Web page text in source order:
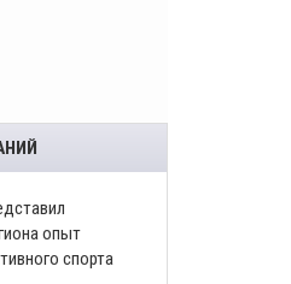
опыт
спорта